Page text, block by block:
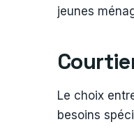
jeunes
Le choix
besoins